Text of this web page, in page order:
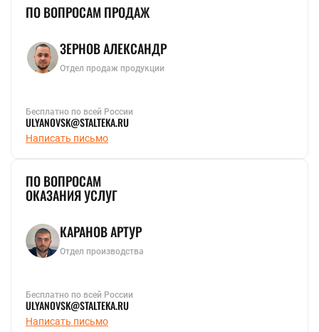
ПО ВОПРОСАМ ПРОДАЖ
ЗЕРНОВ АЛЕКСАНДР
Отдел продаж продукции
Бесплатно по всей России
ULYANOVSK@STALTEKA.RU
Написать письмо
ПО ВОПРОСАМ
ОКАЗАНИЯ УСЛУГ
КАРАНОВ АРТУР
Отдел производства
Бесплатно по всей России
ULYANOVSK@STALTEKA.RU
Написать письмо